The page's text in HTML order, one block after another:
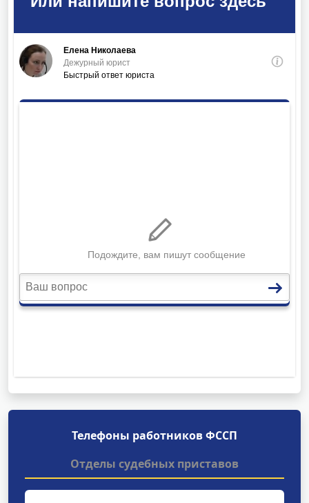
Телефоны работников ФССП
Отделы судебных приставов